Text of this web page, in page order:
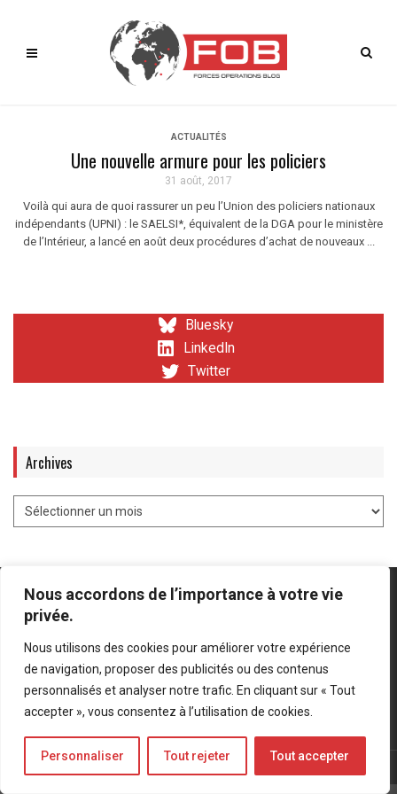
Nous accordons de l’importance à votre vie
privée.
Nous utilisons des cookies pour améliorer votre expérience
de navigation, proposer des publicités ou des contenus
personnalisés et analyser notre trafic. En cliquant sur « Tout
accepter », vous consentez à l’utilisation de cookies.
Personnaliser Tout rejeter Tout accepter
ACTUALITÉS
Une nouvelle armure pour les policiers
31 août, 2017
Voilà qui aura de quoi rassurer un peu l’Union des policiers nationaux
indépendants (UPNI) : le SAELSI*, équivalent de la DGA pour le ministère
de l’Intérieur, a lancé en août deux procédures d’achat de nouveaux ...
Bluesky
LinkedIn
Twitter
Archives
Mentions légales-Politique de confidentialité
Bluesky
LinkedIn
Twitter
© Forces Operations Blog - 2022